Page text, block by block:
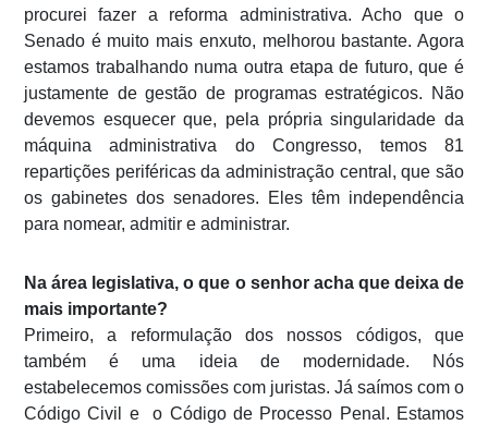
procurei fazer a reforma administrativa. Acho que o
Senado é muito mais enxuto, melhorou bastante. Agora
estamos trabalhando numa outra etapa de futuro, que é
justamente de gestão de programas estratégicos. Não
devemos esquecer que, pela própria singularidade da
máquina administrativa do Congresso, temos 81
repartições periféricas da administração central, que são
os gabinetes dos senadores. Eles têm independência
para nomear, admitir e administrar.
Na área legislativa, o que o senhor acha que deixa de
mais importante?
Primeiro, a reformulação dos nossos códigos, que
também é uma ideia de modernidade. Nós
estabelecemos comissões com juristas. Já saímos com o
Código Civil e o Código de Processo Penal. Estamos